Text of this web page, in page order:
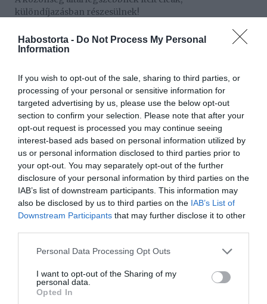
Habostorta - Do Not Process My Personal
Information
If you wish to opt-out of the sale, sharing to third parties, or
processing of your personal or sensitive information for
targeted advertising by us, please use the below opt-out
section to confirm your selection. Please note that after your
opt-out request is processed you may continue seeing
interest-based ads based on personal information utilized by
us or personal information disclosed to third parties prior to
your opt-out. You may separately opt-out of the further
disclosure of your personal information by third parties on the
IAB’s list of downstream participants. This information may
also be disclosed by us to third parties on the IAB’s List of
Downstream Participants that may further disclose it to other
Please note that this website/app uses one or more Google
not limited to your visit or usage behaviour. You may click to
grant or deny consent to Google and its third-party tags to
use your data for below specified purposes in below Google
Personal Data Processing Opt Outs
I want to opt-out of the Sharing of my
personal data.
Opted In
különdíjazásban részesülnek!
Nyitva mindkét nap 10-18.
Belépőjegy csak a helyszínen váltható!
Felnőttjegy: 2.500 Ft
Gyermekjegy: 1.500 Ft
Megosztás: Facebook Twitter
Címkék: Lurdy ház,macskakiállítás ,február
Korábbi bejegyzések Következő bejegyzés
HASONLÓ BEJEGYZÉSEK